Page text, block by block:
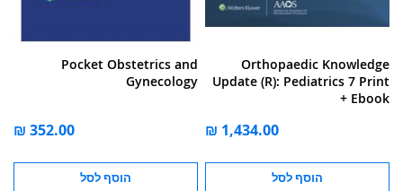
Orthopaedic Knowledge
Update (R): Pediatrics 7 Print
+ Ebook
הוסף לסל
Pocket Obstetrics and
Gynecology
הוסף לסל